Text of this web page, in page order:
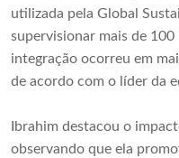
utilizada pela Global
supervisionar mais de
integração ocorreu em
de acordo com o líder da
Ibrahim destacou o
observando que ela